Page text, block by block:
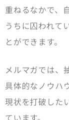
重ねるなかで、
うちに囚われて
とができます。
メルマガでは、
具体的なノウハ
現状を打破した
ています。